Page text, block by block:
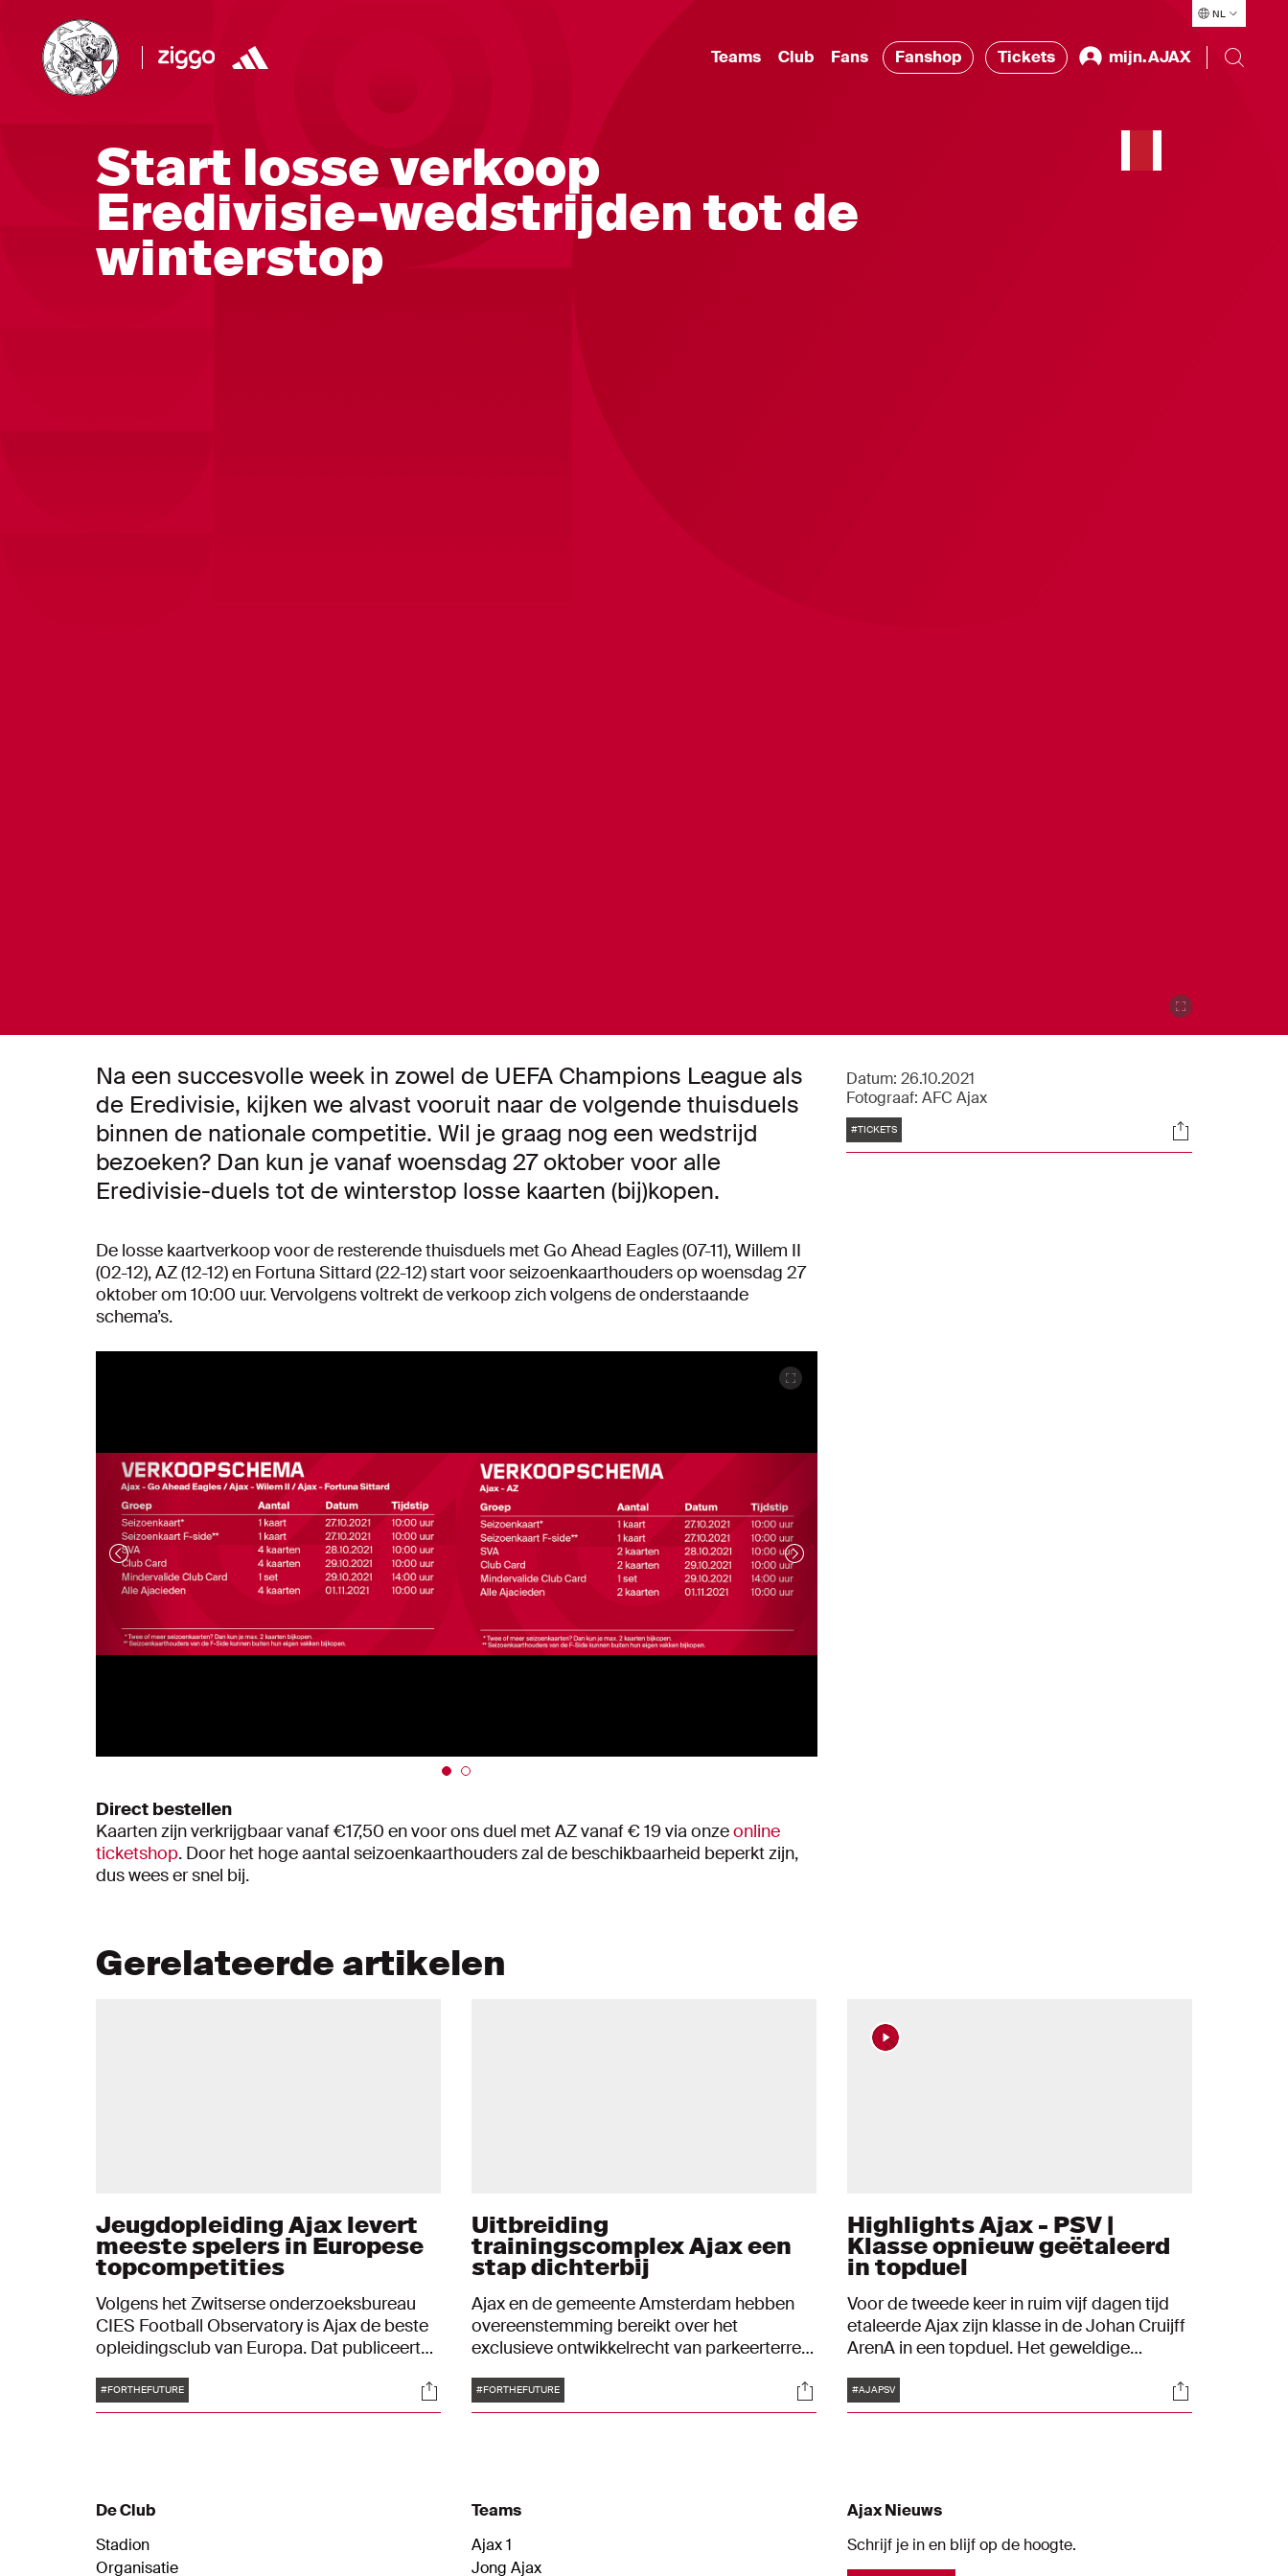
NL
Teams Club Fans Fanshop Tickets mijn.AJAX
Start losse verkoop
Eredivisie-wedstrijden tot de
winterstop
Na een succesvolle week in zowel de UEFA Champions League als
de Eredivisie, kijken we alvast vooruit naar de volgende thuisduels
binnen de nationale competitie. Wil je graag nog een wedstrijd
bezoeken? Dan kun je vanaf woensdag 27 oktober voor alle
Eredivisie-duels tot de winterstop losse kaarten (bij)kopen.
Datum: 26.10.2021
Fotograaf: AFC Ajax
Tags
#TICKETS Socials
De losse kaartverkoop voor de resterende thuisduels met Go Ahead Eagles (07-11), Willem II
(02-12), AZ (12-12) en Fortuna Sittard (22-12) start voor seizoenkaarthouders op woensdag 27
oktober om 10:00 uur. Vervolgens voltrekt de verkoop zich volgens de onderstaande
schema’s.
Direct bestellen
Kaarten zijn verkrijgbaar vanaf €17,50 en voor ons duel met AZ vanaf € 19 via onzeonline
ticketshop. Door het hoge aantal seizoenkaarthouders zal de beschikbaarheid beperkt zijn,
dus wees er snel bij.
Gerelateerde artikelen
Jeugdopleiding Ajax levert
meeste spelers in Europese
topcompetities
Volgens het Zwitserse onderzoeksbureau
CIES Football Observatory is Ajax de beste
opleidingsclub van Europa. Dat publiceert
hoogste competities spelen maar liefst 81
voetballers, die eerder in de jeugdopleiding
Tags
#FORTHEFUTURE Socials
Uitbreiding
trainingscomplex Ajax een
stap dichterbij
Ajax en de gemeente Amsterdam hebben
overeenstemming bereikt over het
exclusieve ontwikkelrecht van parkeerterrein
sportcomplex de Toekomst zal in de
toekomst onderdeel worden van het
Tags
#FORTHEFUTURE Socials
Highlights Ajax - PSV |
Klasse opnieuw geëtaleerd
in topduel
Voor de tweede keer in ruim vijf dagen tijd
etaleerde Ajax zijn klasse in de Johan Cruijff
ArenA in een topduel. Het geweldige
kreeg zondag een heerlijk vervolg in de
Eredivisie tegen PSV: 5-0. Mooi was dat de
Tags
#AJAPSV Socials
De Club
Stadion
Organisatie
Teams
Ajax 1
Jong Ajax
Ajax Nieuws
Schrijf je in en blijf op de hoogte.